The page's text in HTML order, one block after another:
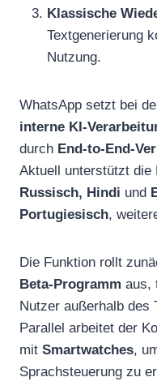
Klassische
Textgenerierung
Nutzung.
WhatsApp setzt bei
interne KI-
durch End-to-End-
Aktuell unterstützt die
Russisch, Hindi und
Portugiesisch,
Die Funktion rollt
Beta-Programm aus,
Nutzer außerhalb des
Parallel arbeitet der
mit Smartwatches,
Sprachsteuerung zu